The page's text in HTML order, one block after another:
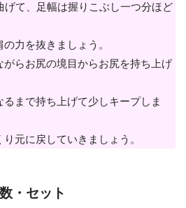
げて、足幅は握りこぶし一つ分ほど
力を抜きましょう。
らお尻の境目からお尻を持ち上げ
まで持ち上げて少しキープしま
元に戻していきましょう。
・セット